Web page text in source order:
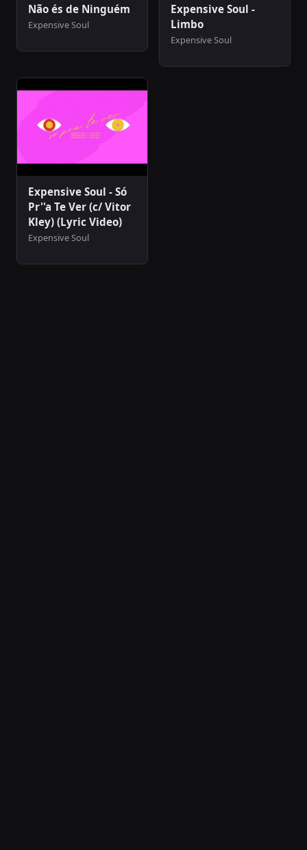
Não és de Ninguém
Expensive Soul
Expensive Soul -
Limbo
Expensive Soul
Expensive Soul - Só
Pr''a Te Ver (c/ Vitor
Kley) (Lyric Video)
Expensive Soul